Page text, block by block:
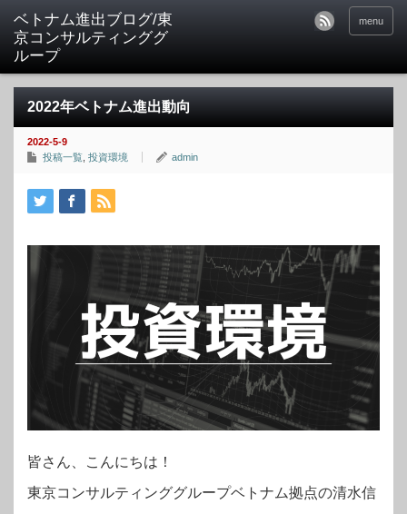
ベトナム進出ブログ/東
京コンサルティンググ
ループ
menu
2022年ベトナム進出動向
2022-5-9
投稿一覧 投資環境 admin
皆さん、こんにちは！
東京コンサルティンググループベトナム拠点の清水信